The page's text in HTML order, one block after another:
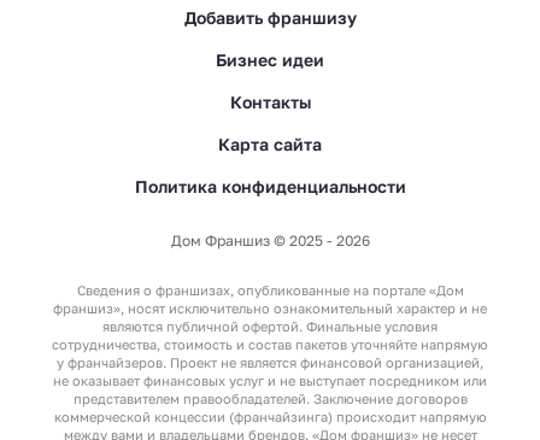
Добавить франшизу
Бизнес идеи
Контакты
Карта сайта
Политика конфиденциальности
Дом Франшиз © 2025 - 2026